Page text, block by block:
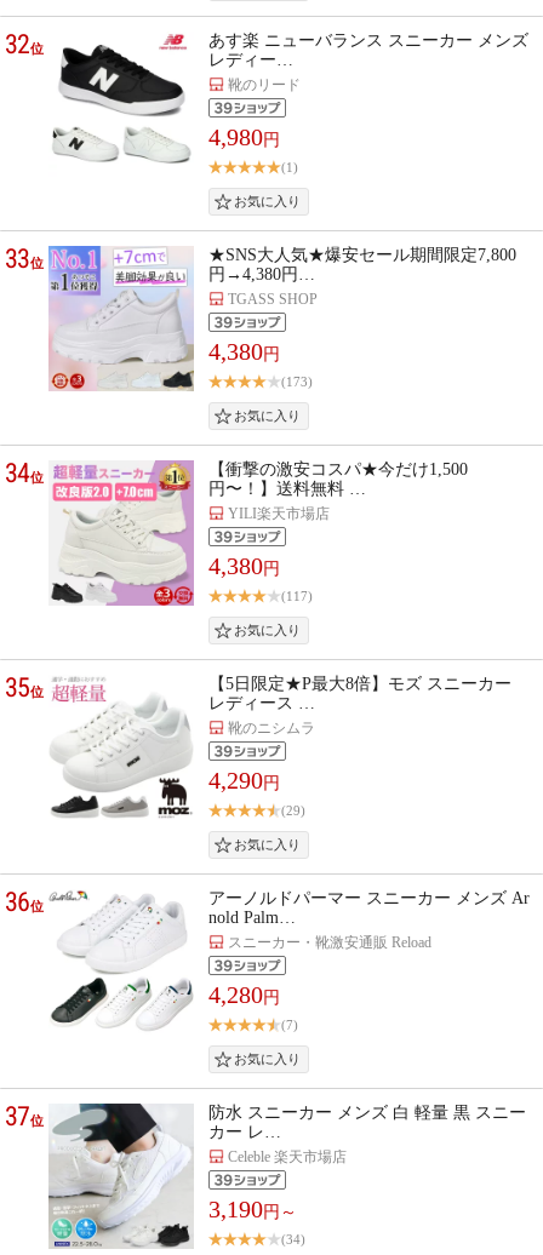
32位
あす楽 ニューバランス スニーカー メンズ
レディー…
靴のリード
4,980円
(1)
33位
★SNS大人気★爆安セール期間限定7,800
円→4,380円…
TGASS SHOP
4,380円
(173)
34位
【衝撃の激安コスパ★今だけ1,500
円〜！】送料無料 …
YILI楽天市場店
4,380円
(117)
35位
【5日限定★P最大8倍】モズ スニーカー
レディース …
靴のニシムラ
4,290円
(29)
36位
アーノルドパーマー スニーカー メンズ Ar
nold Palm…
スニーカー・靴激安通販 Reload
4,280円
(7)
37位
防水 スニーカー メンズ 白 軽量 黒 スニー
カー レ…
Celeble 楽天市場店
3,190円～
(34)